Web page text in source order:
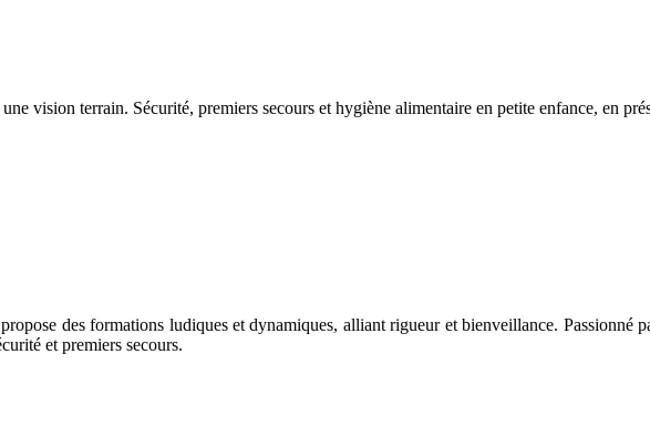
vision terrain. Sécurité, premiers secours et hygiène alimentaire en petite enfance, en
des formations ludiques et dynamiques, alliant rigueur et bienveillance. Passionné
et premiers secours.